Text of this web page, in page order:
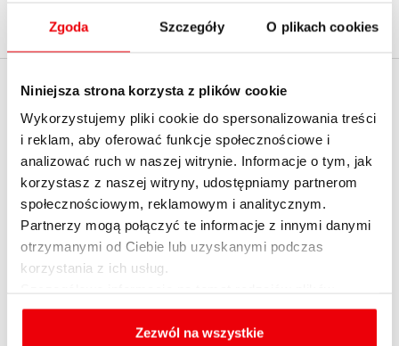
Zgoda Szczegóły O plikach cookies
Niniejsza strona korzysta z plików cookie
Wykorzystujemy pliki cookie do spersonalizowania treści
i reklam, aby oferować funkcje społecznościowe i
analizować ruch w naszej witrynie. Informacje o tym, jak
korzystasz z naszej witryny, udostępniamy partnerom
społecznościowym, reklamowym i analitycznym.
Partnerzy mogą połączyć te informacje z innymi danymi
otrzymanymi od Ciebie lub uzyskanymi podczas
korzystania z ich usług.
cookies, celu i sposobu korzystania z nich przez nas
oraz zmiany ustawień plików cookies a także ich
Zezwól na wszystkie
szkoda
EXPANDER
O firmie
Kontakt z Expanderem
Kontakt do mediów
English summary
Dołącz do nas
Informacja o realizowanej
Informacja o realizowanej
KALKULATORY
Kredytowe
Emerytalne
Ubezpieczeniowe
Raty kredytu hipotecznego
Raty kredytu gotówkowego
Zdolności kredytowej
Refinansowania kredytu